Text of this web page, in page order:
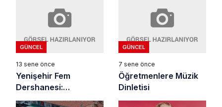
GÜNCEL
13 sene önce
Yenişehir Fem
Dershanesi:
Kapatılma gerekçeleri
GÜNCEL
7 sene önce
Öğretmenlere Müzik
Dinletisi